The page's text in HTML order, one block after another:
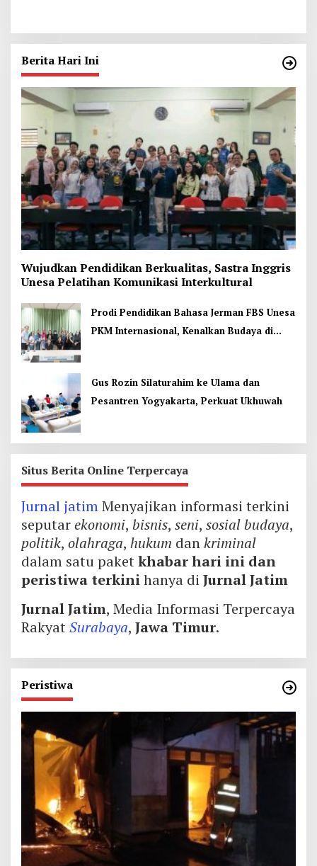
Berita Hari Ini
Wujudkan Pendidikan Berkualitas, Sastra Inggris
Unesa Pelatihan Komunikasi Interkultural
Prodi Pendidikan Bahasa Jerman FBS Unesa
PKM Internasional, Kenalkan Budaya di
Gus Rozin Silaturahim ke Ulama dan
Pesantren Yogyakarta, Perkuat Ukhuwah
Situs Berita Online Terpercaya
Jurnal jatimMenyajikan informasi terkini
seputarekonomi, bisnis, seni, sosial budaya,
politik, olahraga, hukum dankriminal
dalam satu paketkhabar hari ini dan
peristiwa terkinihanya di Jurnal Jatim
Jurnal Jatim, Media Informasi Terpercaya
RakyatSurabaya, Jawa Timur.
Peristiwa